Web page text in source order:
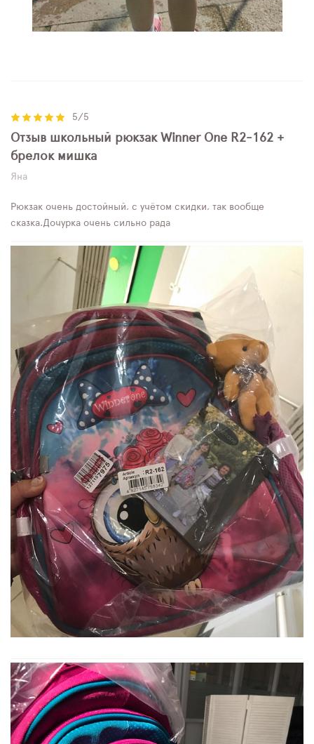
5/5
Отзыв школьный рюкзак Winner One R2-162 +
брелок мишка
Яна
Рюкзак очень достойный, с учётом скидки, так вообще
сказка.Дочурка очень сильно рада